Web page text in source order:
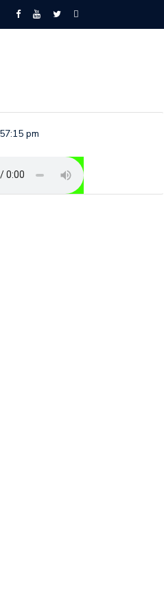
la conmemoración del 8 de marzo
pm